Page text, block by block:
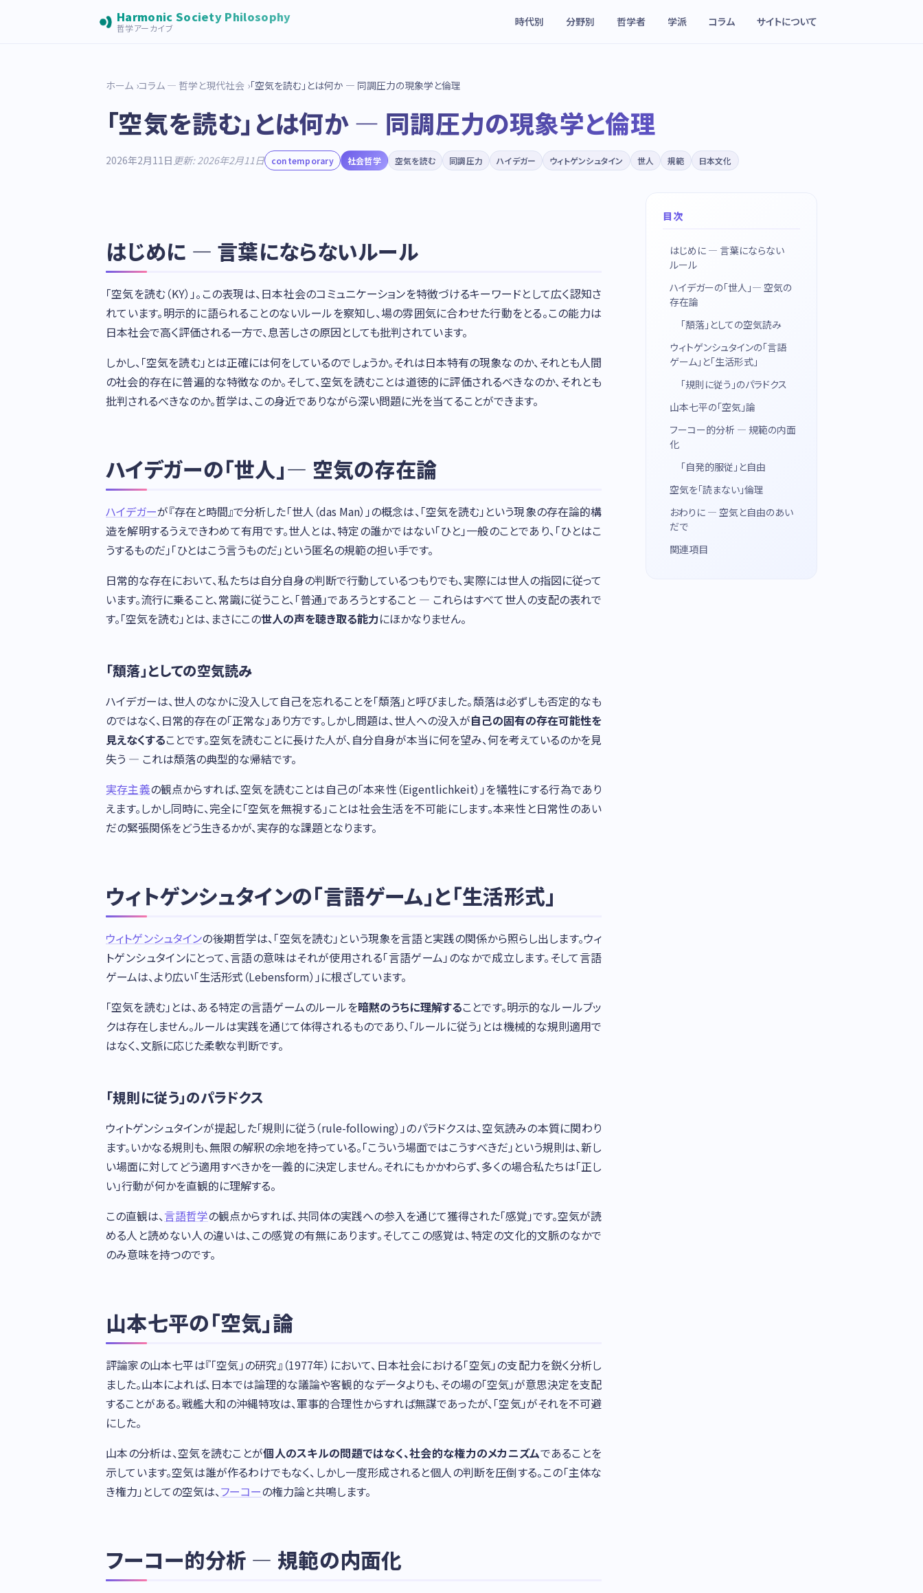
Harmonic Society Philosophy
哲学アーカイブ 時代別 分野別 哲学者 学派 コラム サイトについて
ホーム コラム — 哲学と現代社会 「空気を読む」とは何か — 同調圧力の現象学と倫理
「空気を読む」とは何か — 同調圧力の現象学と倫理
2026年2月11日 更新: 2026年2月11日 contemporary 社会哲学 空気を読む 同調圧力 ハイデガー ウィトゲンシュタイン 世人 規範 日本文化
はじめに — 言葉にならないルール
「空気を読む（KY）」。この表現は、日本社会のコミュニケーションを特徴づけるキーワードとして広く認知さ
れています。明示的に語られることのないルールを察知し、場の雰囲気に合わせた行動をとる。この能力は
日本社会で高く評価される一方で、息苦しさの原因としても批判されています。
しかし、「空気を読む」とは正確には何をしているのでしょうか。それは日本特有の現象なのか、それとも人間
の社会的存在に普遍的な特徴なのか。そして、空気を読むことは道徳的に評価されるべきなのか、それとも
批判されるべきなのか。哲学は、この身近でありながら深い問題に光を当てることができます。
ハイデガーの「世人」— 空気の存在論
ハイデガーが『存在と時間』で分析した「世人（das Man）」の概念は、「空気を読む」という現象の存在論的構
造を解明するうえできわめて有用です。世人とは、特定の誰かではない「ひと」一般のことであり、「ひとはこ
うするものだ」「ひとはこう言うものだ」という匿名の規範の担い手です。
日常的な存在において、私たちは自分自身の判断で行動しているつもりでも、実際には世人の指図に従って
います。流行に乗ること、常識に従うこと、「普通」であろうとすること — これらはすべて世人の支配の表れで
す。「空気を読む」とは、まさにこの世人の声を聴き取る能力にほかなりません。
「頽落」としての空気読み
ハイデガーは、世人のなかに没入して自己を忘れることを「頽落」と呼びました。頽落は必ずしも否定的なも
のではなく、日常的存在の「正常な」あり方です。しかし問題は、世人への没入が自己の固有の存在可能性を
見えなくすることです。空気を読むことに長けた人が、自分自身が本当に何を望み、何を考えているのかを見
失う — これは頽落の典型的な帰結です。
実存主義の観点からすれば、空気を読むことは自己の「本来性（Eigentlichkeit）」を犠牲にする行為であり
えます。しかし同時に、完全に「空気を無視する」ことは社会生活を不可能にします。本来性と日常性のあい
だの緊張関係をどう生きるかが、実存的な課題となります。
ウィトゲンシュタインの「言語ゲーム」と「生活形式」
ウィトゲンシュタインの後期哲学は、「空気を読む」という現象を言語と実践の関係から照らし出します。ウィ
トゲンシュタインにとって、言語の意味はそれが使用される「言語ゲーム」のなかで成立します。そして言語
ゲームは、より広い「生活形式（Lebensform）」に根ざしています。
「空気を読む」とは、ある特定の言語ゲームのルールを暗黙のうちに理解することです。明示的なルールブッ
クは存在しません。ルールは実践を通じて体得されるものであり、「ルールに従う」とは機械的な規則適用で
はなく、文脈に応じた柔軟な判断です。
「規則に従う」のパラドクス
ウィトゲンシュタインが提起した「規則に従う（rule-following）」のパラドクスは、空気読みの本質に関わり
ます。いかなる規則も、無限の解釈の余地を持っている。「こういう場面ではこうすべきだ」という規則は、新し
い場面に対してどう適用すべきかを一義的に決定しません。それにもかかわらず、多くの場合私たちは「正し
い」行動が何かを直観的に理解する。
この直観は、言語哲学の観点からすれば、共同体の実践への参入を通じて獲得された「感覚」です。空気が読
める人と読めない人の違いは、この感覚の有無にあります。そしてこの感覚は、特定の文化的文脈のなかで
のみ意味を持つのです。
山本七平の「空気」論
評論家の山本七平は『「空気」の研究』（1977年）において、日本社会における「空気」の支配力を鋭く分析し
ました。山本によれば、日本では論理的な議論や客観的なデータよりも、その場の「空気」が意思決定を支配
することがある。戦艦大和の沖縄特攻は、軍事的合理性からすれば無謀であったが、「空気」がそれを不可避
にした。
山本の分析は、空気を読むことが個人のスキルの問題ではなく、社会的な権力のメカニズムであることを
示しています。空気は誰が作るわけでもなく、しかし一度形成されると個人の判断を圧倒する。この「主体な
き権力」としての空気は、フーコーの権力論と共鳴します。
フーコー的分析 — 規範の内面化
目次
はじめに — 言葉にならない
ルール
ハイデガーの「世人」— 空気の
存在論
「頽落」としての空気読み
ウィトゲンシュタインの「言語
ゲーム」と「生活形式」
「規則に従う」のパラドクス
山本七平の「空気」論
フーコー的分析 — 規範の内面
化
「自発的服従」と自由
空気を「読まない」倫理
おわりに — 空気と自由のあい
だで
関連項目